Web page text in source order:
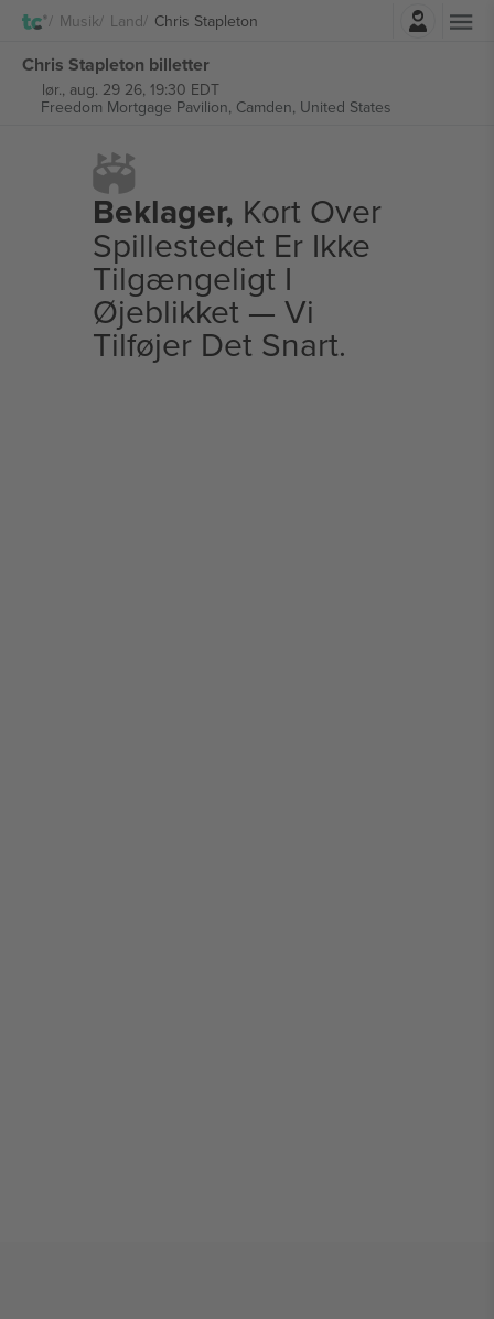
Musik Land Chris Stapleton
Chris Stapleton billetter
lør., aug. 29 26, 19:30 EDT
Freedom Mortgage Pavilion, Camden, United States
Beklager, Kort Over
Spillestedet Er Ikke
Tilgængeligt I
Øjeblikket — Vi
Tilføjer Det Snart.